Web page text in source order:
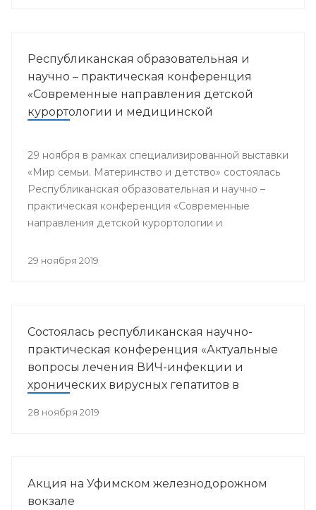
Республиканская образовательная и
научно – практическая конференция
«Современные направления детской
курортологии и медицинской
29 ноября в рамках специализированной выставки
«Мир семьи. Материнство и детство» состоялась
Республиканская образовательная и научно –
практическая конференция «Современные
направления детской курортологии и
29 ноября 2019
Состоялась республиканская научно-
практическая конференция «Актуальные
вопросы лечения ВИЧ-инфекции и
хронических вирусных гепатитов в
28 ноября 2019
Акция на Уфимском железнодорожном
вокзале